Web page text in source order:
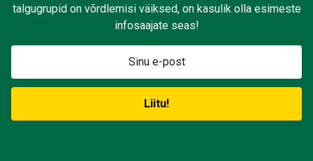
talgugrupid on võrdlemisi väiksed, on kasulik olla esimeste
infosaajate seas!